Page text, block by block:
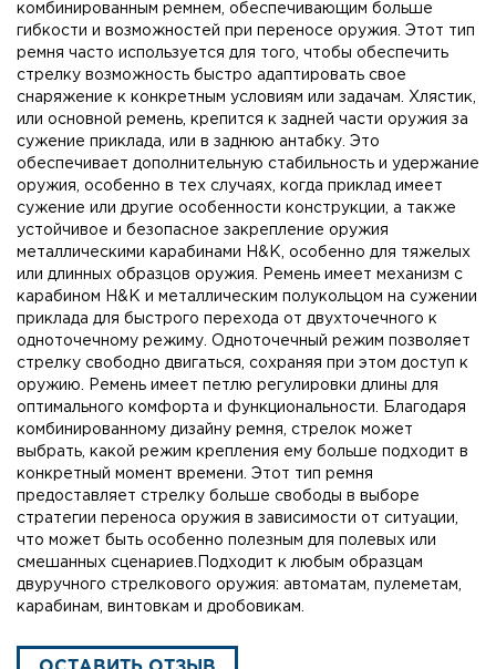
комбинированным ремнем, обеспечивающим больше
гибкости и возможностей при переносе оружия. Этот тип
ремня часто используется для того, чтобы обеспечить
стрелку возможность быстро адаптировать свое
снаряжение к конкретным условиям или задачам. Хлястик,
или основной ремень, крепится к задней части оружия за
сужение приклада, или в заднюю антабку. Это
обеспечивает дополнительную стабильность и удержание
оружия, особенно в тех случаях, когда приклад имеет
сужение или другие особенности конструкции, а также
устойчивое и безопасное закрепление оружия
металлическими карабинами H&K, особенно для тяжелых
или длинных образцов оружия. Ремень имеет механизм с
карабином H&K и металлическим полукольцом на сужении
приклада для быстрого перехода от двухточечного к
одноточечному режиму. Одноточечный режим позволяет
стрелку свободно двигаться, сохраняя при этом доступ к
оружию. Ремень имеет петлю регулировки длины для
оптимального комфорта и функциональности. Благодаря
комбинированному дизайну ремня, стрелок может
выбрать, какой режим крепления ему больше подходит в
конкретный момент времени. Этот тип ремня
предоставляет стрелку больше свободы в выборе
стратегии переноса оружия в зависимости от ситуации,
что может быть особенно полезным для полевых или
смешанных сценариев.Подходит к любым образцам
двуручного стрелкового оружия: автоматам, пулеметам,
карабинам, винтовкам и дробовикам.